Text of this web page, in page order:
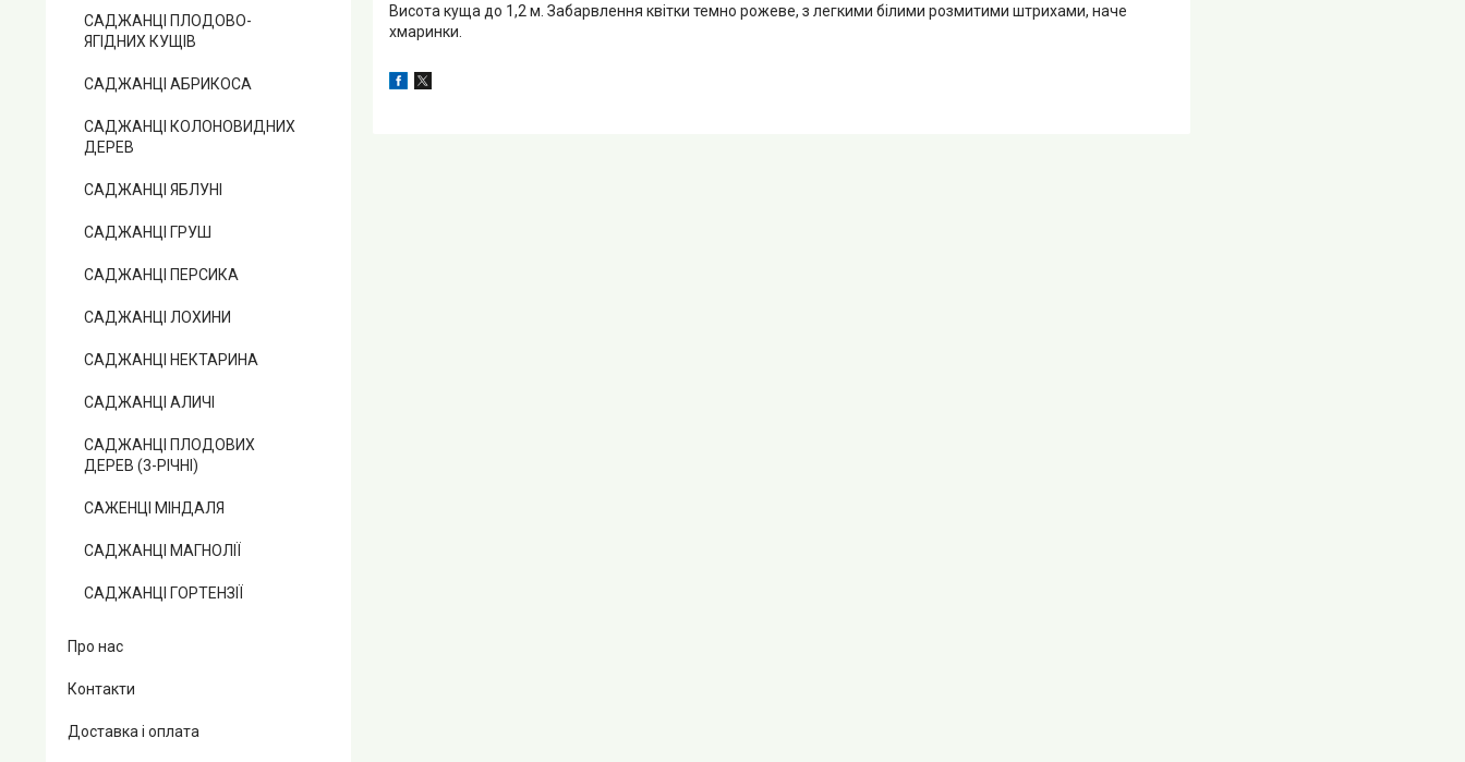
Висота куща до 1,2 м. Забарвлення квітки темно рожеве, з легкими білими розмитими штрихами, наче
хмаринки.
САДЖАНЦІ ПЛОДОВО-
ЯГІДНИХ КУЩІВ
САДЖАНЦІ АБРИКОСА
САДЖАНЦІ КОЛОНОВИДНИХ
ДЕРЕВ
САДЖАНЦІ ЯБЛУНІ
САДЖАНЦІ ГРУШ
САДЖАНЦІ ПЕРСИКА
САДЖАНЦІ ЛОХИНИ
САДЖАНЦІ НЕКТАРИНА
САДЖАНЦІ АЛИЧІ
САДЖАНЦІ ПЛОДОВИХ
ДЕРЕВ (3-РІЧНІ)
САЖЕНЦІ МІНДАЛЯ
САДЖАНЦІ МАГНОЛІЇ
САДЖАНЦІ ГОРТЕНЗІЇ
Про нас
Контакти
Доставка і оплата